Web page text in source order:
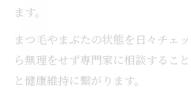
ます。
まつ毛やまぶたの状態を日々チェ
ら無理をせず専門家に相談するこ
と健康維持に繋がります。